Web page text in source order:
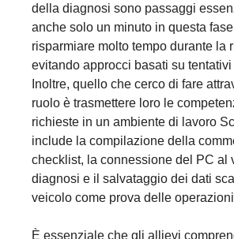
della diagnosi sono passaggi
anche solo un minuto in questa
risparmiare molto tempo durante la
evitando approcci basati su tentativi
Inoltre, quello che cerco di fare
ruolo è trasmettere loro le
richieste in un ambiente di lavoro
include la compilazione della
checklist, la connessione del PC al
diagnosi e il salvataggio dei dati
veicolo come prova delle
È essenziale che gli allievi